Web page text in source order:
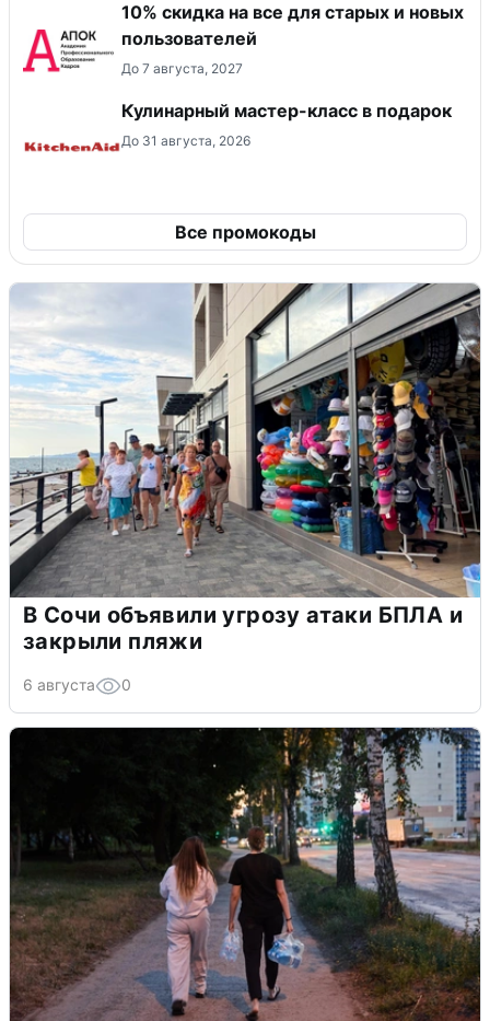
10% скидка на все для старых и новых
пользователей
До 7 августа, 2027
Кулинарный мастер-класс в подарок
До 31 августа, 2026
Все промокоды
В Сочи объявили угрозу атаки БПЛА и
закрыли пляжи
6 августа 0